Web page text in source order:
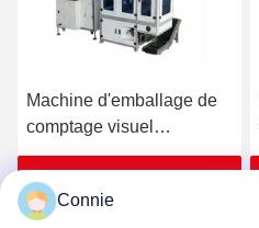
Machine d'emballage de
comptage visuel
automatique de haute
précision pour l'industrie
des boulons de ressort
Obtenez le meilleur prix
Connie